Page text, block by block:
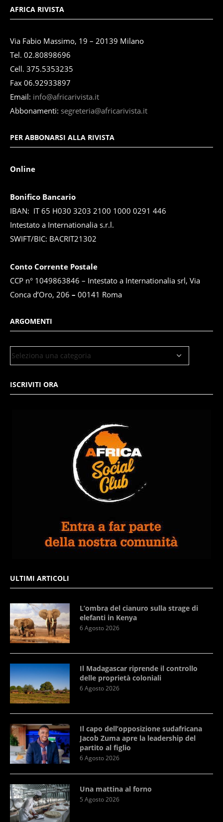
AFRICA RIVISTA
Via Fabio Massimo, 19 – 20139 Milano
Tel. 02.80898696
Cell. 375.5353235
Fax 06.92933897
Email: info@africarivista.it
Abbonamenti: segreteria@africarivista.it
PER ABBONARSI ALLA RIVISTA
Online
Bonifico Bancario
IBAN: IT 65 H030 3203 2100 1000 0291 446
Intestato a Internationalia s.r.l.
SWIFT/BIC: BACRIT21302
Conto Corrente Postale
CCP n° 1049863846 – Intestato a Internationalia srl, Via
Conca d’Oro, 206 – 00141 Roma
ARGOMENTI
ISCRIVITI ORA
ULTIMI ARTICOLI
L’ombra del cianuro sulla strage di
elefanti in Kenya
6 Agosto 2026
Il Madagascar riprende il controllo
delle proprietà coloniali
6 Agosto 2026
Il capo dell’opposizione sudafricana
Jacob Zuma apre la leadership del
partito al figlio
6 Agosto 2026
Una mattina al forno
5 Agosto 2026